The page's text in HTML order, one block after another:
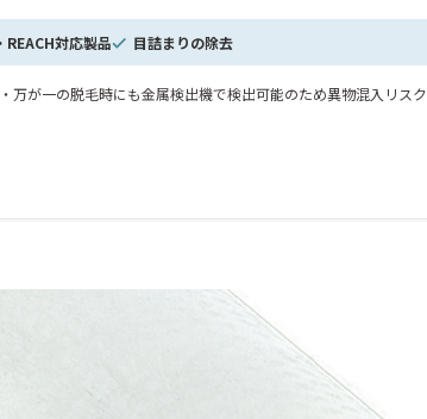
REACH対応製品 目詰まりの除去
万が一の脱毛時にも金属検出機で検出可能のため異物混入リスク